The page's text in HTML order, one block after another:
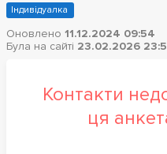
Індивідуалка
Оновлено 11.12.2024 09:54
Була на сайті 23.02.2026
Контакти
ця